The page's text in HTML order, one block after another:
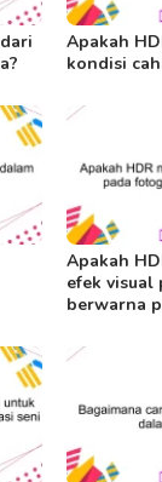
Apakah
kondisi
Apakah
efek visual
berwarna